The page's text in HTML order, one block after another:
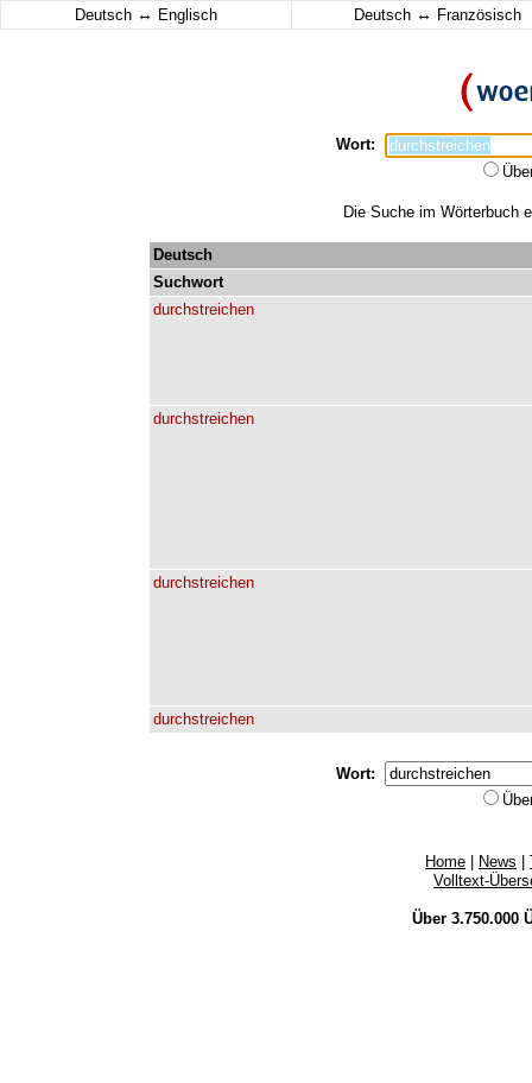
Deutsch ↔ Englisch Deutsch ↔ Französisch
Wort:
Die Suche im Wörterbuch
Deutsch
Suchwort
durchstreichen
durchstreichen
durchstreichen
durchstreichen
Wort:
Home News
Volltext-
Über 3.750.000